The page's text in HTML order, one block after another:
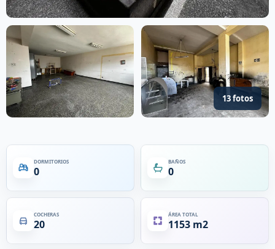
13 fotos
DORMITORIOS
0
BAÑOS
0
COCHERAS
20
ÁREA TOTAL
1153 m2